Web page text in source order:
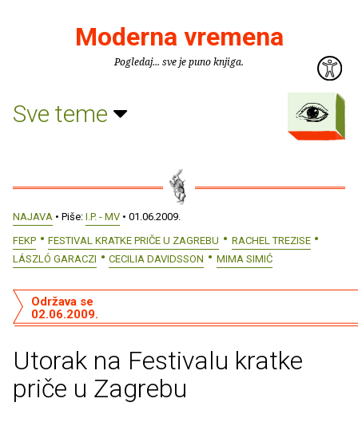
Moderna vremena
Pogledaj... sve je puno knjiga.
Sve teme
NAJAVA • Piše: I.P. - MV • 01.06.2009.
FEKP
FESTIVAL KRATKE PRIČE U ZAGREBU
RACHEL TREZISE
LÁSZLÓ GARACZI
CECILIA DAVIDSSON MIMA SIMIĆ
Utorak na Festivalu kratke
priče u Zagrebu
Održava se
02.06.2009.